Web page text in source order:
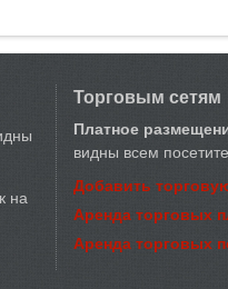
на
Торговым сетям
Платное
видны всем
Добавить
Аренда торговых
Аренда торговых